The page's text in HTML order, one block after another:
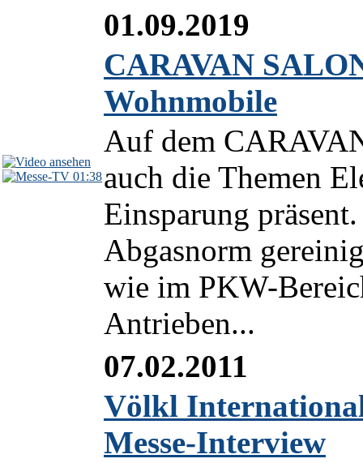
01:38
01.09.2019
CARAVAN
Wohnmobile
Auf dem
auch die Themen
Einsparung
Abgasnorm
wie im PKW-
Antrieben...
07.02.2011
Völkl
Messe-Interview